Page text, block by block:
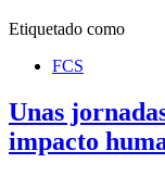
Etiquetado como
FCS
Unas
impacto